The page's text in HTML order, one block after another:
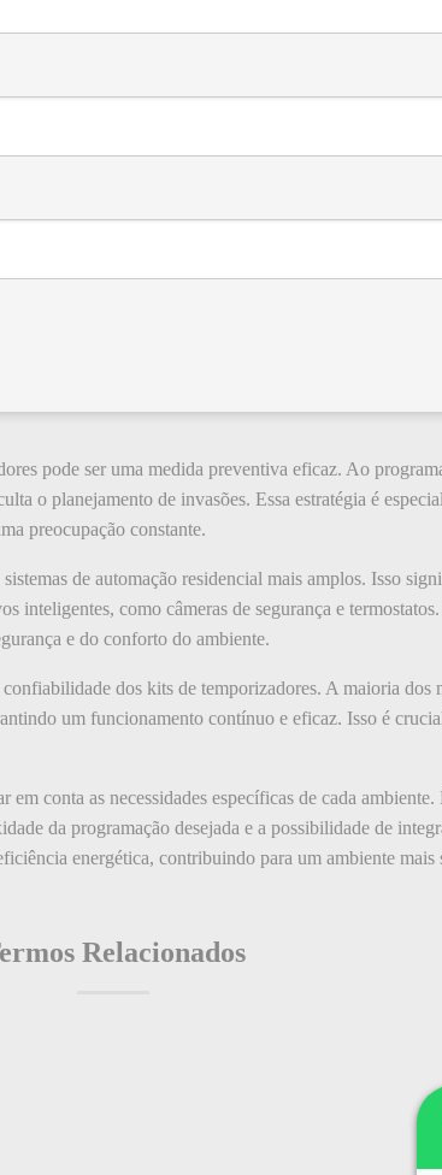
pode ser uma medida preventiva eficaz. Ao
o planejamento de invasões. Essa estratégia é
preocupação constante.
de automação residencial mais amplos. Isso
inteligentes, como câmeras de segurança e
e do conforto do ambiente.
dos kits de temporizadores. A maioria dos
um funcionamento contínuo e eficaz. Isso é
conta as necessidades específicas de cada
da programação desejada e a possibilidade de
energética, contribuindo para um ambiente mais
Relacionados